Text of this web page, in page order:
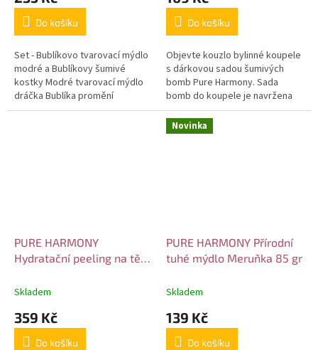
Do košíku
Set - Bublíkovo tvarovací mýdlo
modré a Bublíkovy šumivé
kostky Modré tvarovací mýdlo
dráčka Bublíka promění
každodenní mytí rukou v
Do košíku
Objevte kouzlo bylinné koupele
s dárkovou sadou šumivých
bomb Pure Harmony. Sada
bomb do koupele je navržena
pro ty, kteří touží po relaxaci a
péči o pokožku. Každá šumivá...
PURE HARMONY
Hydratační peeling na tělo
Skladem
359 Kč
Do košíku
Novinka
PURE HARMONY Přírodní
tuhé mýdlo Meruňka 85 gr
Skladem
139 Kč
Do košíku